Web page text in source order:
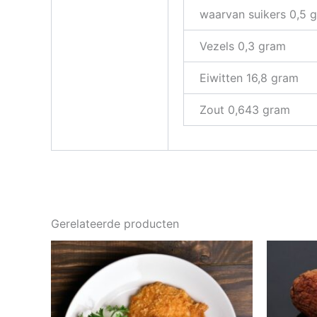
waarvan suikers 0,5
Vezels 0,3 gram
Eiwitten 16,8 gram
Zout 0,643 gram
Gerelateerde producten